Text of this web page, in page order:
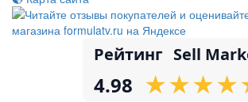
Рейтинг Sell
4.98 ★
★★
★★
★★
★